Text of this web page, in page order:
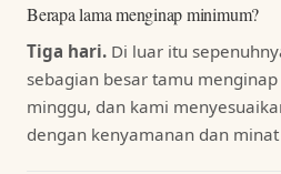
Berapa lama menginap minimum?
Tiga hari. Di luar itu
sebagian besar tamu
minggu, dan kami
dengan kenyamanan dan minat